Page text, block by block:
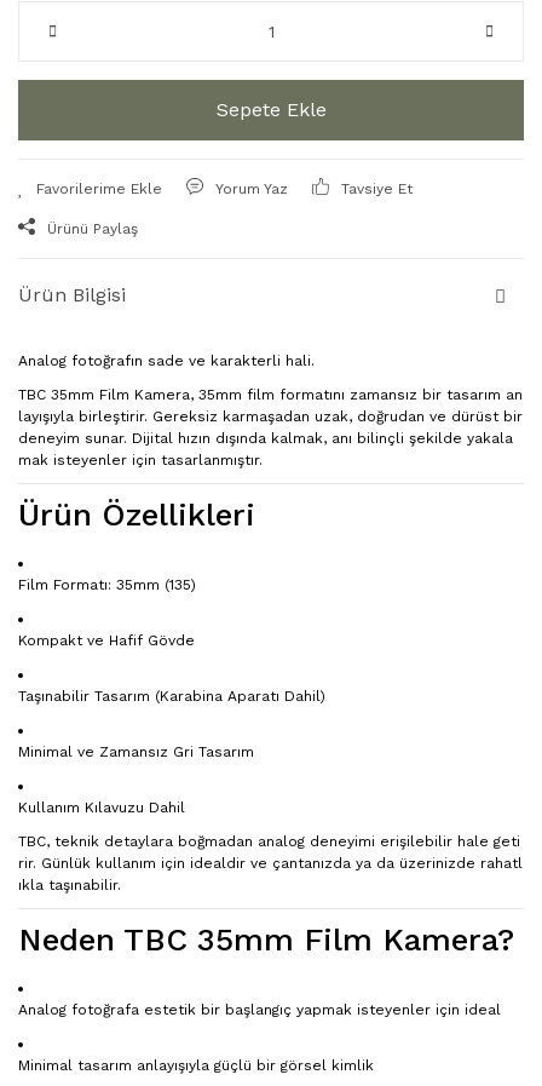
Sepete Ekle
Yorum Yaz Tavsiye Et
Ürünü Paylaş
Ürün Bilgisi
Analog fotoğrafın sade ve karakterli hali.
TBC 35mm Film Kamera, 35mm film formatını zamansız bir tasarım an
layışıyla birleştirir. Gereksiz karmaşadan uzak, doğrudan ve dürüst bir
deneyim sunar. Dijital hızın dışında kalmak, anı bilinçli şekilde yakala
mak isteyenler için tasarlanmıştır.
Ürün Özellikleri
Film Formatı: 35mm (135)
Kompakt ve Hafif Gövde
Taşınabilir Tasarım (Karabina Aparatı Dahil)
Minimal ve Zamansız Gri Tasarım
Kullanım Kılavuzu Dahil
TBC, teknik detaylara boğmadan analog deneyimi erişilebilir hale geti
rir. Günlük kullanım için idealdir ve çantanızda ya da üzerinizde rahatl
ıkla taşınabilir.
Neden TBC 35mm Film Kamera?
Analog fotoğrafa estetik bir başlangıç yapmak isteyenler için ideal
Minimal tasarım anlayışıyla güçlü bir görsel kimlik